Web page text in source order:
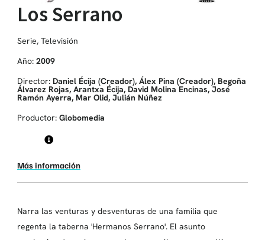
Los Serrano
Serie, Televisión
Año: 2009
Director: Daniel Écija (Creador), Álex Pina (Creador), Begoña
Álvarez Rojas, Arantxa Écija, David Molina Encinas, José
Ramón Ayerra, Mar Olid, Julián Núñez
Productor: Globomedia
Más información
Narra las venturas y desventuras de una familia que
regenta la taberna 'Hermanos Serrano'. El asunto